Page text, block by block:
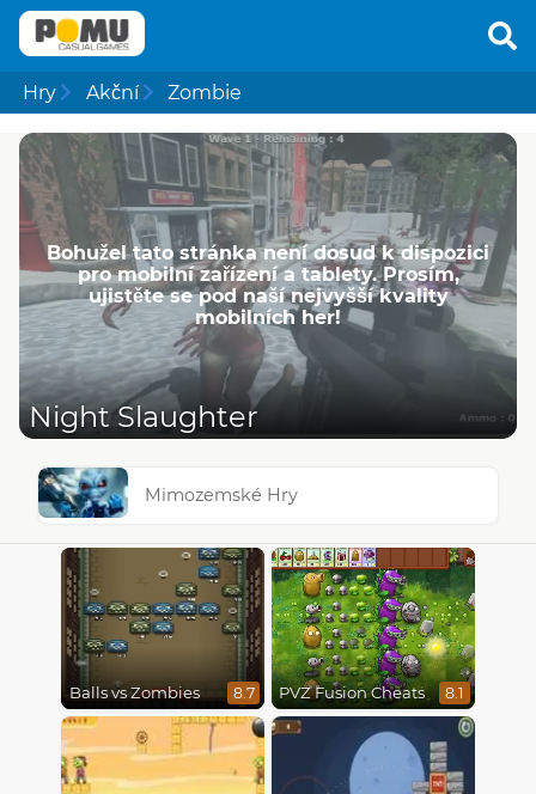
Hry Akční Zombie
Bohužel tato stránka není dosud k dispozici
pro mobilní zařízení a tablety. Prosím,
ujistěte se pod naší nejvyšší kvality
mobilních her!
Night Slaughter
Mimozemské Hry
Balls vs Zombies 8.7 PVZ Fusion Cheats 8.1